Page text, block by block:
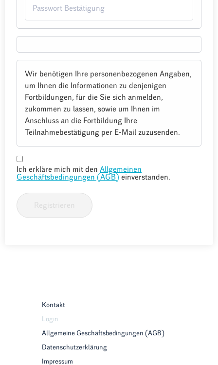
Wir benötigen Ihre personenbezogenen Angaben,
um Ihnen die Informationen zu denjenigen
Fortbildungen, für die Sie sich anmelden,
zukommen zu lassen, sowie um Ihnen im
Anschluss an die Fortbildung Ihre
Teilnahmebestätigung per E-Mail zuzusenden.
Ich erkläre mich mit den Allgemeinen
Geschäftsbedingungen (AGB) einverstanden.
Registrieren
Kontakt
Login
Allgemeine Geschäftsbedingungen (AGB)
Datenschutzerklärung
Impressum